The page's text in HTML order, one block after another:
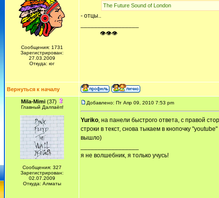
Сообщения: 1731
Зарегистрирован:
27.03.2009
Откуда: юг
The Future Sound of London
- отцы..
ᅠ ᅠ ᅠ👁👁👁
Вернуться к началу
Mila-Mimi(37)
Главный Далпаёп!
Сообщения: 327
Зарегистрирован:
02.07.2009
Откуда: Алматы
Добавлено: Пт Апр 09, 2010 7:53 pm
Yuriko, на панели быстрого ответа, с правой
строки в текст, снова тыкаем в кнопочку
вышло)
я не волшебник, я только учусь!